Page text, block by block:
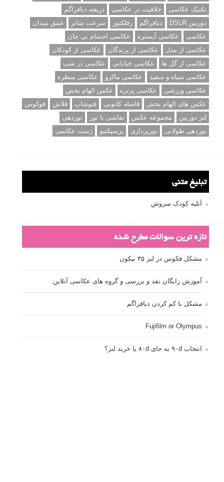
تکنیک عکاسی
خلاقیت در عکاسی
دریچه دیافراگم
دوربین DSLR
دیافراگم رفلکتور سرعت شاتر
عمق میدان
عکاسی
عکاسی آبستره
عکاسی اجسام بی جان
عکاسی از مدل
عکاسی از پرندگان
عکاسی از کودکان
عکاسی از گل ها
عکاسی خیابانی
عکاسی در شب
عکاسی سیاه و سفید
عکاسی ماکرو
عکاسی منظره
عکاسی ورزشی
عکاسی پرتره
عکس الهام بخش
عکس های الهام بخش
فاصله کانونی فتوشاپ فلاش
فوکوس
لنز دوربین
مجموعه عکس نقاشی با نور
نوردهی
نوردهی طولانی
نورپردازی پرسپکتیو ژست عکاسی
تبلیغ متنی
آتلیه کودک سروش
تازه ترین سوالات مطرح شده
مشکل فکوس در لنز ۳۵ نیکون
آموزش رایگان نقد و بررسی و گروه های عکاسی آنلاین
مشکل با کم کردن دیافراگم
Fujifilm or Olympus
انتخاب ۹۰d به جای ۸۰d یا خرید لنز؟